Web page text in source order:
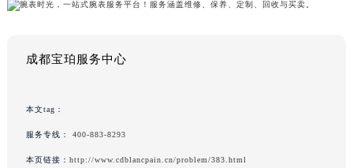
成都宝珀服务中心
本文tag：
服务专线： 400-883-8293
本页链接： http://www.cdblancpain.cn/problem/383.html